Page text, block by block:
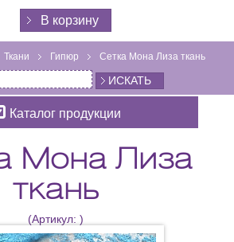
В корзину
Ткани Гипюр Сетка Мона Лиза ткань
ИСКАТЬ
Каталог продукции
Мона Лиза
ткань
(Артикул: )